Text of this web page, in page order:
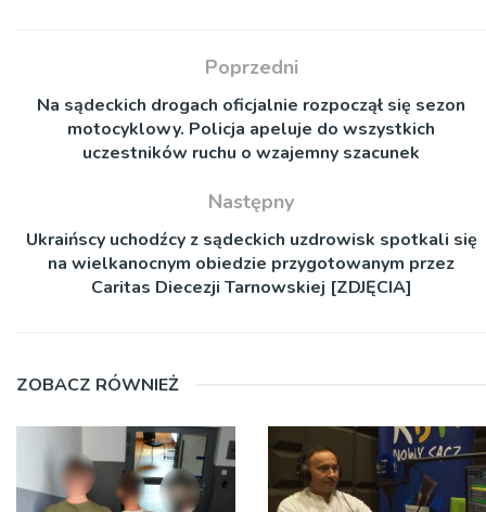
Poprzedni
Na sądeckich drogach oficjalnie rozpoczął się sezon
motocyklowy. Policja apeluje do wszystkich
uczestników ruchu o wzajemny szacunek
Następny
Ukraińscy uchodźcy z sądeckich uzdrowisk spotkali się
na wielkanocnym obiedzie przygotowanym przez
Caritas Diecezji Tarnowskiej [ZDJĘCIA]
ZOBACZ RÓWNIEŻ